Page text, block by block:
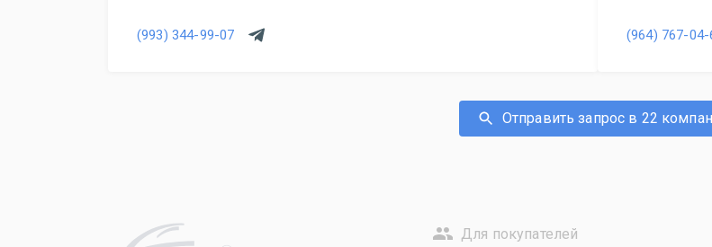
(993) 344-99-07 (964) 767-04-
Отправить запрос в 22
Для покупателей